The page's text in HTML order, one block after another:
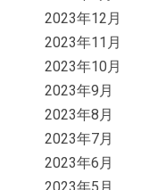
2023年12月
2023年11月
2023年10月
2023年9月
2023年8月
2023年7月
2023年6月